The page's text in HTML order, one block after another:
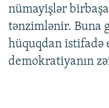
nümayişlər
tənzimlənir. Buna
hüquqdan istifadə
demokratiyanın